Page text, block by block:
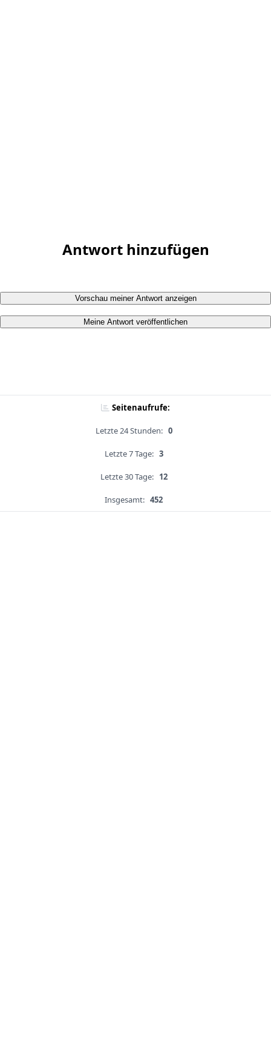
Antwort hinzufügen
Vorschau meiner Antwort anzeigen
Meine Antwort veröffentlichen
Seitenaufrufe:
Letzte 24 Stunden: 0
Letzte 7 Tage: 3
Letzte 30 Tage: 12
Insgesamt: 452